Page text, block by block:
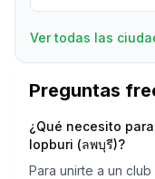
Ver todas las
Preguntas
¿Qué necesito
lopburi (ลพบุรี)?
Para unirte a un